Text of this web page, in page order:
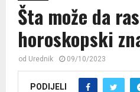
Šta može da
horoskopski
od Urednik 09/10/2023
PODIJELI